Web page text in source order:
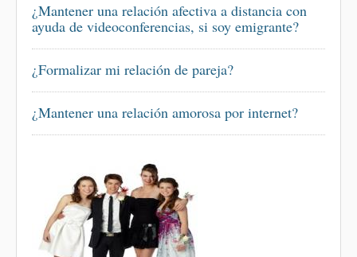
¿Mantener una relación afectiva a distancia con
ayuda de videoconferencias, si soy emigrante?
¿Formalizar mi relación de pareja?
¿Mantener una relación amorosa por internet?